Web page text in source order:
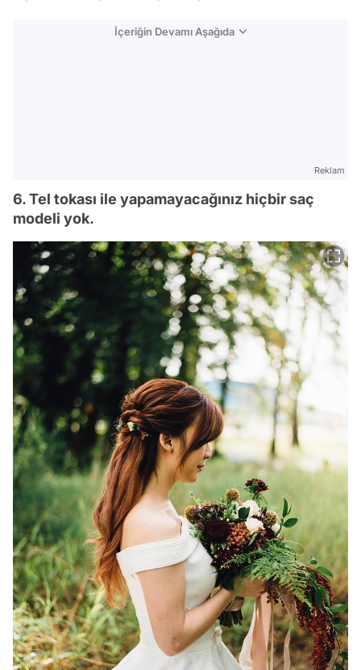
İçeriğin Devamı Aşağıda
Reklam
6. Tel tokası ile yapamayacağınız hiçbir saç
modeli yok.